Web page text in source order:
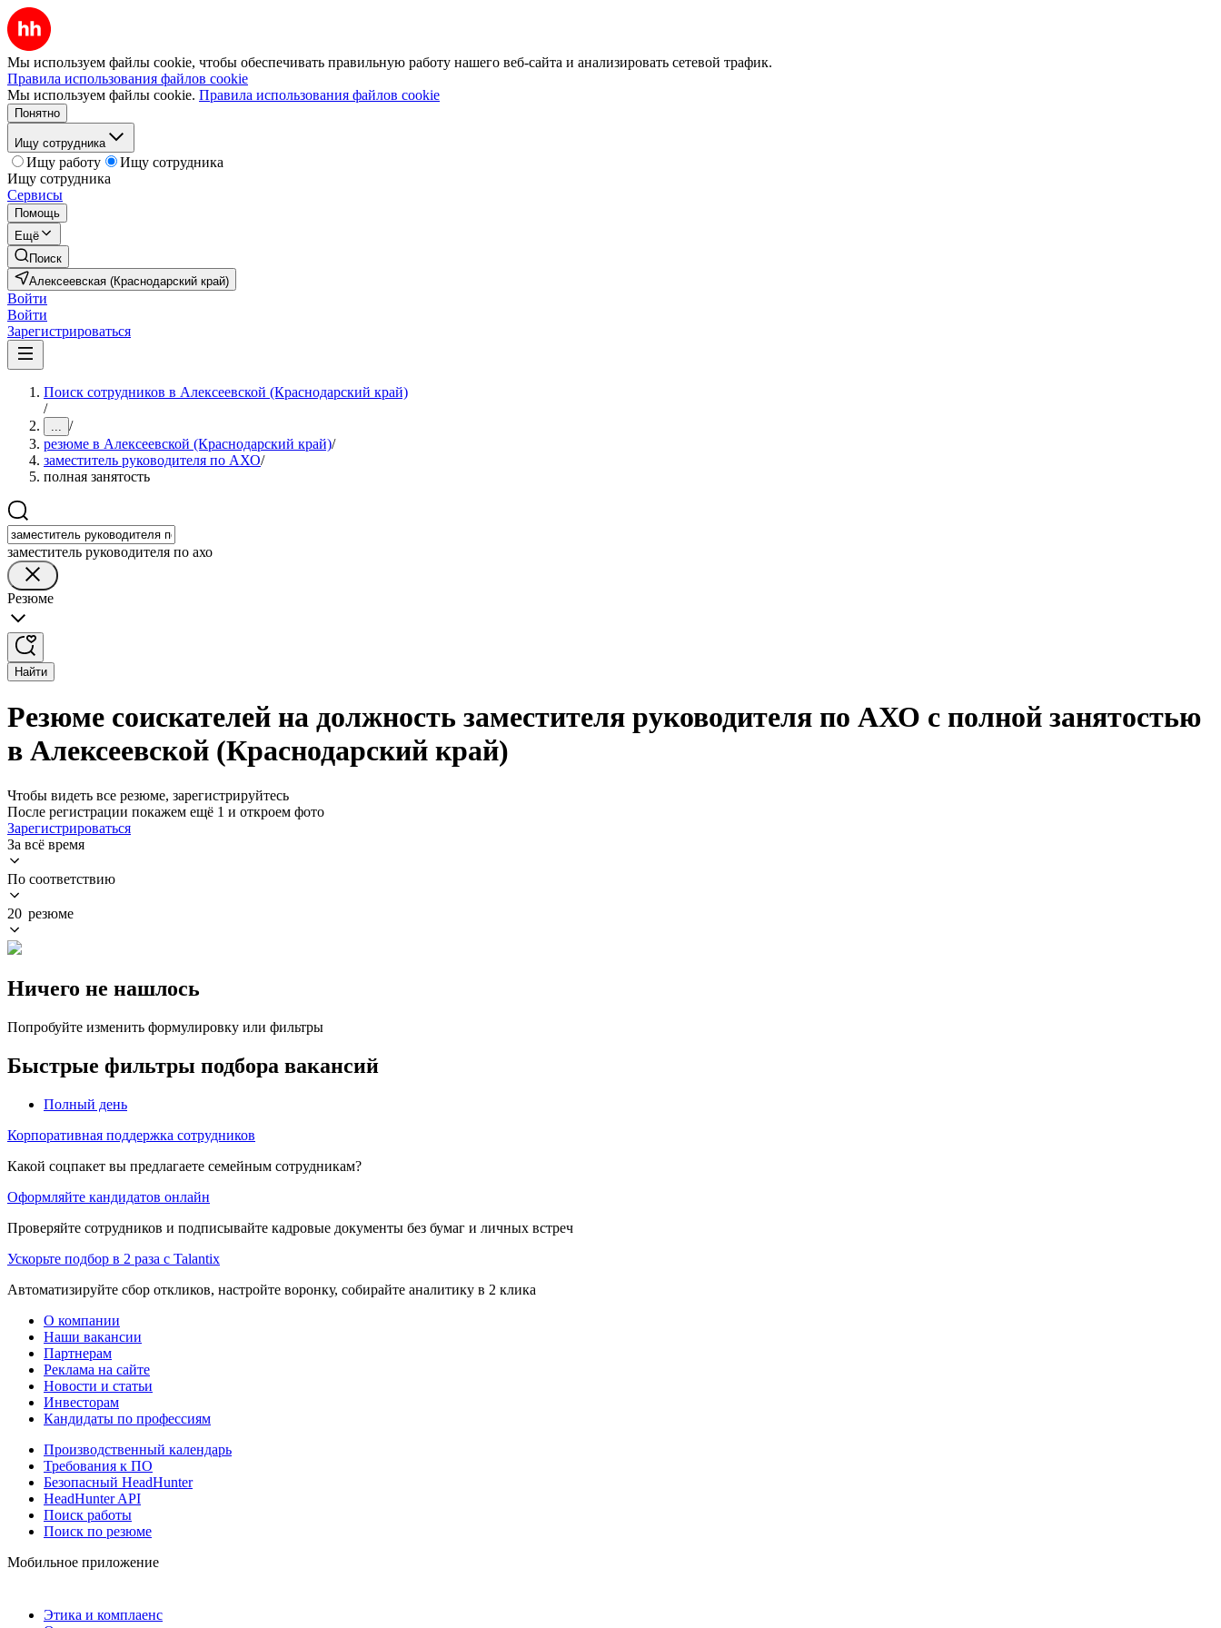
Мы используем файлы cookie, чтобы обеспечивать правильную работу нашего веб-сайта и анализировать сетевой трафик.
Правила использования файлов cookie
Мы используем файлы cookie. Правила использования файлов cookie
Понятно
Ищу сотрудника
Ищу работу
Ищу сотрудника
Ищу сотрудника
Сервисы
Помощь
Ещё
Поиск
Алексеевская (Краснодарский край)
Войти
Войти
Зарегистрироваться
Поиск сотрудников в Алексеевской (Краснодарский край)
/
... /
резюме в Алексеевской (Краснодарский край)/
заместитель руководителя по АХО/
полная занятость
заместитель руководителя по ахо
Резюме
Найти
Резюме соискателей на должность заместителя руководителя по АХО с полной занятостью
в Алексеевской (Краснодарский край)
Чтобы видеть все резюме, зарегистрируйтесь
После регистрации покажем ещё 1 и откроем фото
Зарегистрироваться
За всё время
По соответствию
20 резюме
Ничего не нашлось
Попробуйте изменить формулировку или фильтры
Быстрые фильтры подбора вакансий
Полный день
Корпоративная поддержка сотрудников
Какой соцпакет вы предлагаете семейным сотрудникам?
Оформляйте кандидатов онлайн
Проверяйте сотрудников и подписывайте кадровые документы без бумаг и личных встреч
Ускорьте подбор в 2 раза с Talantix
Автоматизируйте сбор откликов, настройте воронку, собирайте аналитику в 2 клика
О компании
Наши вакансии
Партнерам
Реклама на сайте
Новости и статьи
Инвесторам
Кандидаты по профессиям
Производственный календарь
Требования к ПО
Безопасный HeadHunter
HeadHunter API
Поиск работы
Поиск по резюме
Мобильное приложение
Этика и комплаенс